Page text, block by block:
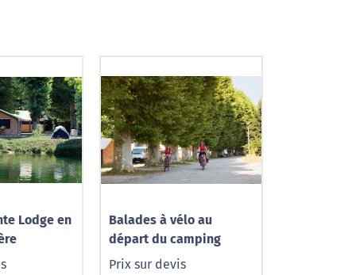
Lodge en
Balades à vélo au
départ du camping
Prix sur devis